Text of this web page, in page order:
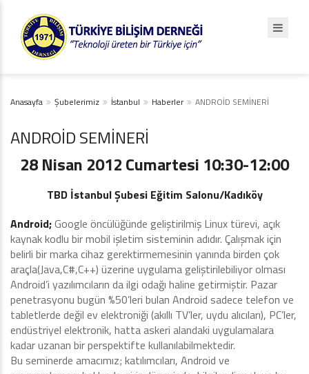
Anasayfa Şubelerimiz İstanbul Haberler ANDROİD SEMİNERİ
ANDROİD SEMİNERİ
28 Nisan 2012 Cumartesi 10:30-12:00
TBD İstanbul Şubesi Eğitim Salonu/Kadıköy
Android;Google öncülüğünde geliştirilmiş Linux türevi, açık
kaynak kodlu bir mobil işletim sisteminin adıdır. Çalışmak için
belirli bir marka cihaz gerektirmemesinin yanında birden çok
araçla(Java,C#,C++) üzerine uygulama geliştirilebiliyor olması
Android’i yazılımcıların da ilgi odağı haline getirmiştir. Pazar
penetrasyonu bugün %50’leri bulan Android sadece telefon ve
tabletlerde değil ev elektroniği (akıllı TV’ler, uydu alıcıları), PC’ler,
endüstriyel elektronik, hatta askeri alandaki uygulamalara
kadar uzanan bir perspektifte kullanılabilmektedir.
Bu seminerde amacımız; katılımcıları, Android ve